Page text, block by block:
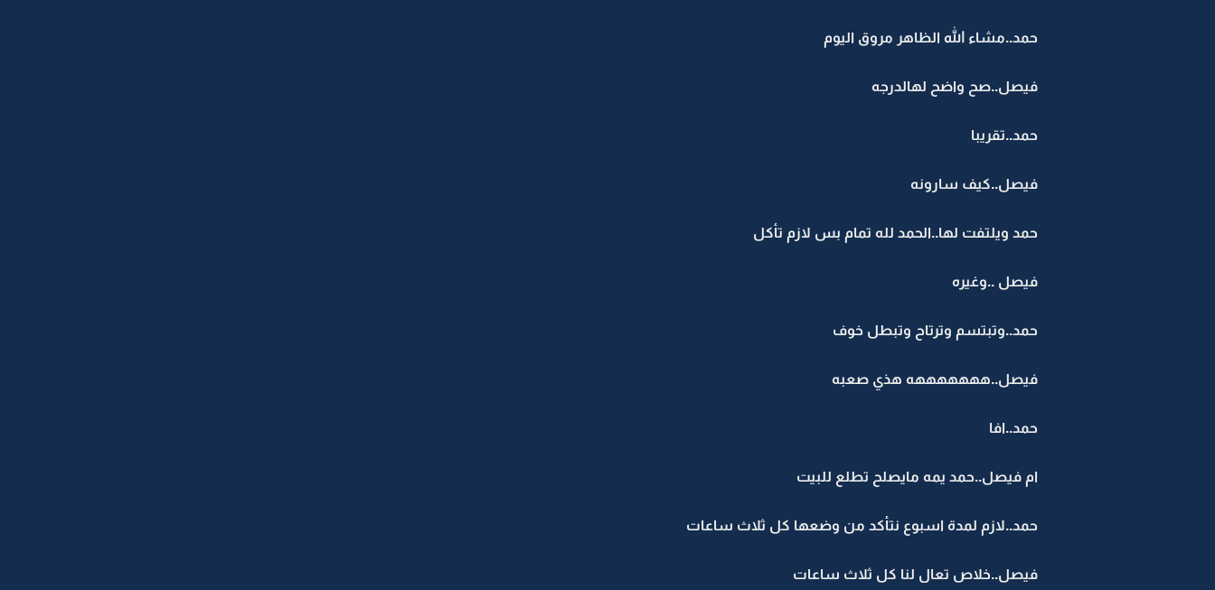
حمد..مشاء الله الظاهر مروق اليوم
فيصل..صح واضح لهالدرجه
حمد..تقريبا
فيصل..كيف سارونه
حمد ويلتفت لها..الحمد لله تمام بس لازم تأكل
فيصل ..وغيره
حمد..وتبتسم وترتاح وتبطل خوف
فيصل..هههههههه هذي صعبه
حمد..افا
ام فيصل..حمد يمه مايصلح تطلع للبيت
حمد..لازم لمدة اسبوع نتأكد من وضعها كل ثلاث ساعات
فيصل..خلاص تعال لنا كل ثلاث ساعات